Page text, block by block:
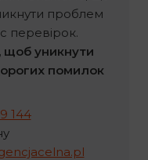
проблем
перевірок.
щоб уникнути
помилок
144